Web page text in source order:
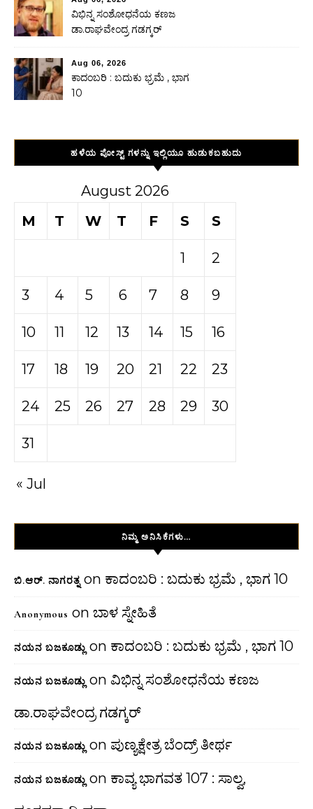
ವಿಭಿನ್ನ ಸಂಶೋಧನೆಯ ಕಣಜ
ಡಾ.ರಾಘವೇಂದ್ರ ಗಡಗ್ಕರ್
Aug 06, 2026
ಕಾದಂಬರಿ : ಬದುಕು ಭ್ರಮೆ , ಭಾಗ
10
ಹಳೆಯ ಪೋಸ್ಟ್ ಗಳನ್ನು ಇಲ್ಲಿಯೂ ಹುಡುಕಬಹುದು
August 2026
M
T W T F S S
1 2
3 4 5 6 7 8 9
10 11 12 13 14 15 16
17 18 19 20 21 22 23
24 25 26 27 28 29 30
31
« Jul
ನಿಮ್ಮ ಅನಿಸಿಕೆಗಳು…
ಬಿ.ಆರ್. ನಾಗರತ್ನ on ಕಾದಂಬರಿ : ಬದುಕು ಭ್ರಮೆ , ಭಾಗ 10
Anonymous on ಬಾಳ ಸ್ನೇಹಿತೆ
ನಯನ ಬಜಕೂಡ್ಲು on ಕಾದಂಬರಿ : ಬದುಕು ಭ್ರಮೆ , ಭಾಗ 10
ನಯನ ಬಜಕೂಡ್ಲು on ವಿಭಿನ್ನ ಸಂಶೋಧನೆಯ ಕಣಜ
ಡಾ.ರಾಘವೇಂದ್ರ ಗಡಗ್ಕರ್
ನಯನ ಬಜಕೂಡ್ಲು on ಪುಣ್ಯಕ್ಷೇತ್ರ ಬೆಂದ್ರ್ ತೀರ್ಥ
ನಯನ ಬಜಕೂಡ್ಲು on ಕಾವ್ಯ ಭಾಗವತ 107 : ಸಾಲ್ವ,